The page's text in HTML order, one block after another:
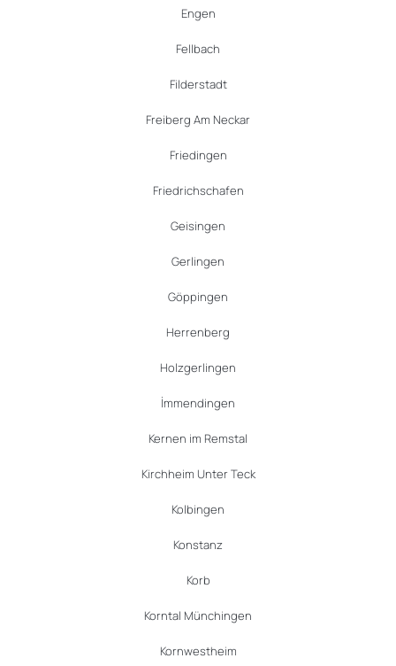
Engen
Fellbach
Filderstadt
Freiberg Am Neckar
Friedingen
Friedrichschafen
Geisingen
Gerlingen
Göppingen
Herrenberg
Holzgerlingen
İmmendingen
Kernen im Remstal
Kirchheim Unter Teck
Kolbingen
Konstanz
Korb
Korntal Münchingen
Kornwestheim